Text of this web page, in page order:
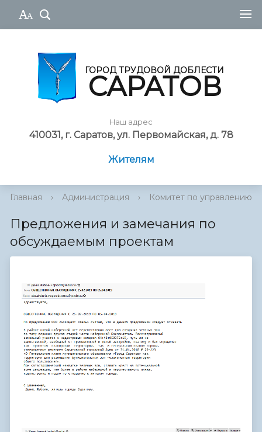
ГОРОД ТРУДОВОЙ ДОБЛЕСТИ
САРАТОВ
Наш адрес
410031, г. Саратов, ул. Первомайская, д. 78
Жителям
Главная › Администрация › Комитет по управлению
Предложения и замечания по
обсуждаемым проектам